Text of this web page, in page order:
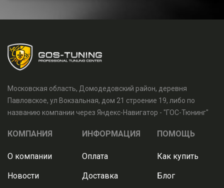
Московская область, Домодедовский район, деревня
Павловское, ул Вокзальная, дом 21 строение 19, либо по
названию компании через Яндекс-Навигатор - "ГОС-Тюнинг"
КОМПАНИЯ
О компании
Новости
ИНФОРМАЦИЯ
Оплата
Доставка
ПОМОЩЬ
Как купить
Блог